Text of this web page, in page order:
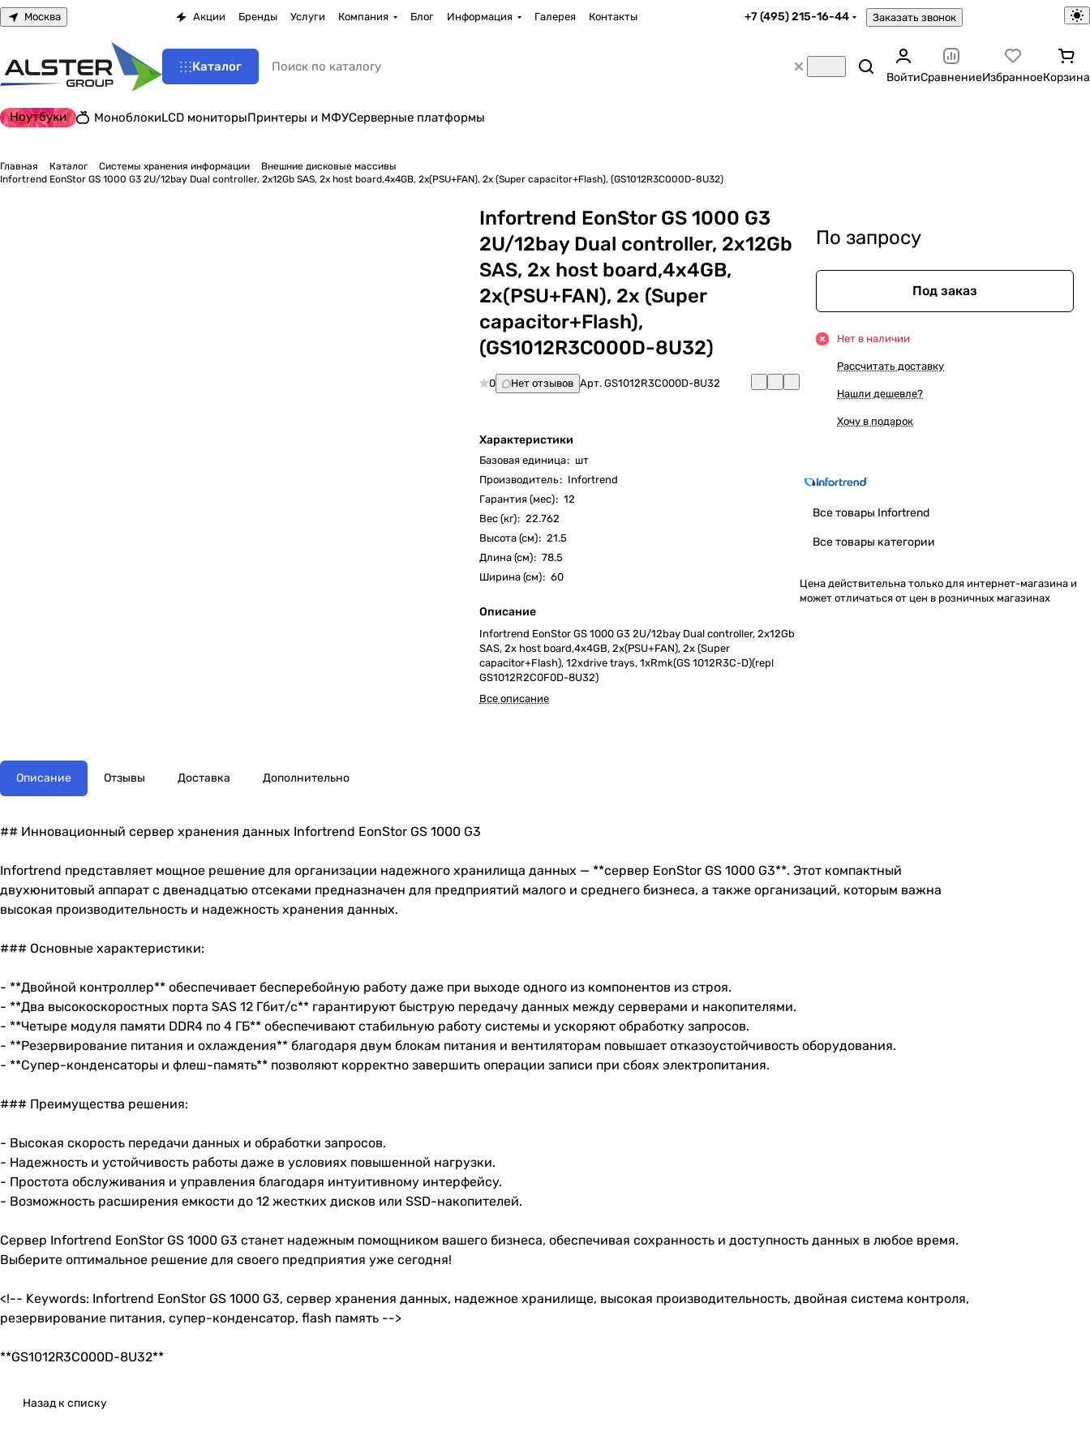
Москва Акции Бренды Услуги Компания Блог Информация Галерея Контакты +7 (495) 215-16-44 Заказать звонок
Каталог
ВойтиСравнениеИзбранноеКорзина
Ноутбуки МоноблокиLCD мониторыПринтеры и МФУСерверные платформы
Главная Каталог Системы хранения информации
Внешние дисковые массивы
Infortrend EonStor GS 1000 G3 2U/12bay Dual controller, 2x12Gb SAS, 2x host board,4x4GB, 2x(PSU+FAN), 2x (Super capacitor+Flash), (GS1012R3C000D-8U32)
Infortrend EonStor GS 1000 G3
2U/12bay Dual controller, 2x12Gb
SAS, 2x host board,4x4GB,
2x(PSU+FAN), 2x (Super
capacitor+Flash),
(GS1012R3C000D-8U32)
0 Нет отзывов Арт.GS1012R3C000D-8U32
Характеристики
Базовая единица: шт
Производитель: Infortrend
Гарантия (мес): 12
Вес (кг): 22.762
Высота (см): 21.5
Длина (см): 78.5
Ширина (см): 60
Описание
Infortrend EonStor GS 1000 G3 2U/12bay Dual controller, 2x12Gb
SAS, 2x host board,4x4GB, 2x(PSU+FAN), 2x (Super
capacitor+Flash), 12xdrive trays, 1xRmk(GS 1012R3C-D)(repl
GS1012R2C0F0D-8U32)
Все описание
По запросу
Под заказ
Нет в наличии
Рассчитать доставку
Нашли дешевле?
Хочу в подарок
Все товары Infortrend
Все товары категории
Цена действительна только для интернет-магазина и
может отличаться от цен в розничных магазинах
Описание Отзывы Доставка Дополнительно
## Инновационный сервер хранения данных Infortrend EonStor GS 1000 G3
Infortrend представляет мощное решение для организации надежного хранилища данных — **сервер EonStor GS 1000 G3**. Этот компактный
двухюнитовый аппарат с двенадцатью отсеками предназначен для предприятий малого и среднего бизнеса, а также организаций, которым важна
высокая производительность и надежность хранения данных.
### Основные характеристики:
- **Двойной контроллер** обеспечивает бесперебойную работу даже при выходе одного из компонентов из строя.
- **Два высокоскоростных порта SAS 12 Гбит/с** гарантируют быструю передачу данных между серверами и накопителями.
- **Четыре модуля памяти DDR4 по 4 ГБ** обеспечивают стабильную работу системы и ускоряют обработку запросов.
- **Резервирование питания и охлаждения** благодаря двум блокам питания и вентиляторам повышает отказоустойчивость оборудования.
- **Супер-конденсаторы и флеш-память** позволяют корректно завершить операции записи при сбоях электропитания.
### Преимущества решения:
- Высокая скорость передачи данных и обработки запросов.
- Надежность и устойчивость работы даже в условиях повышенной нагрузки.
- Простота обслуживания и управления благодаря интуитивному интерфейсу.
- Возможность расширения емкости до 12 жестких дисков или SSD-накопителей.
Сервер Infortrend EonStor GS 1000 G3 станет надежным помощником вашего бизнеса, обеспечивая сохранность и доступность данных в любое время.
Выберите оптимальное решение для своего предприятия уже сегодня!
<!-- Keywords: Infortrend EonStor GS 1000 G3, сервер хранения данных, надежное хранилище, высокая производительность, двойная система контроля,
резервирование питания, супер-конденсатор, flash память -->
**GS1012R3C000D-8U32**
Назад к списку